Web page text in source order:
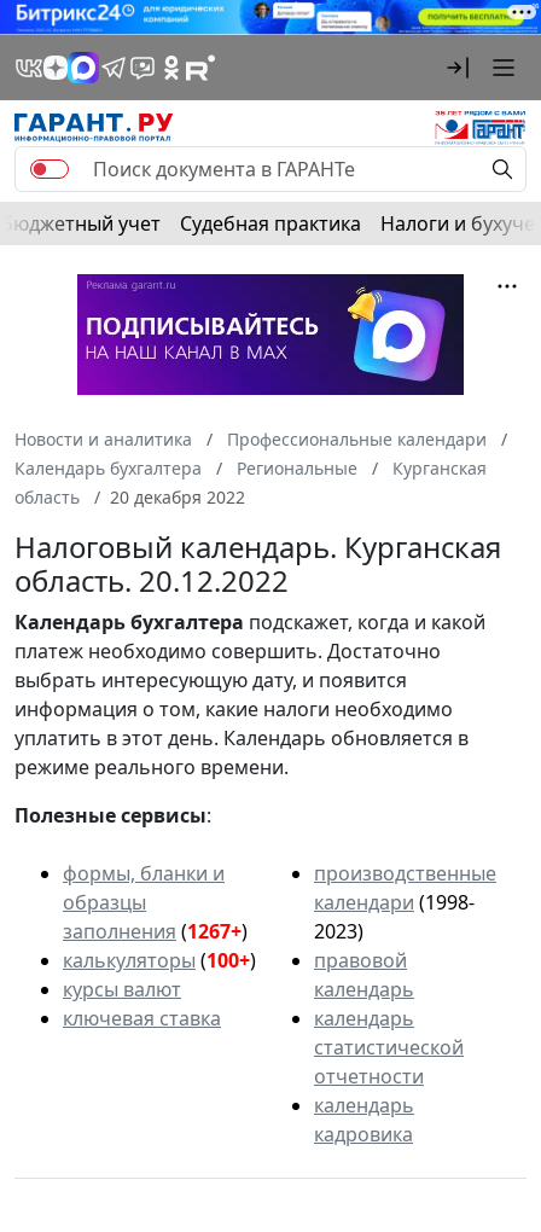
Бюджетный учет Судебная практика Налоги и
Новости и аналитика
Профессиональные календари
Календарь бухгалтера
Региональные
Курганская
область
20 декабря 2022
Налоговый календарь. Курганская
область. 20.12.2022
Календарьбухгалтера подскажет, когда и какой
платеж необходимо совершить. Достаточно
выбрать интересующую дату, и появится
информация о том, какие налоги необходимо
уплатить в этот день. Календарь обновляется в
режиме реального времени.
Полезные сервисы:
формы, бланки и
образцы
заполнения (1267+)
калькуляторы (100+)
курсы валют
ключевая ставка
производственные
календари (1998-
2023)
правовой
календарь
календарь
статистической
отчетности
календарь
кадровика